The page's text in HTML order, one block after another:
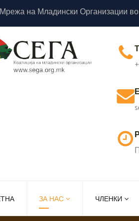
на Младински Организации
ЗА НАС ЧЛЕНКИ